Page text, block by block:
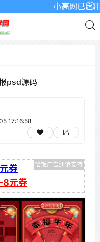
小高网已启用
psd源码
17:16:58
券
8元券